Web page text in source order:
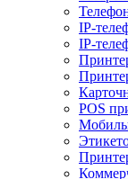
IP-
IP-
POS